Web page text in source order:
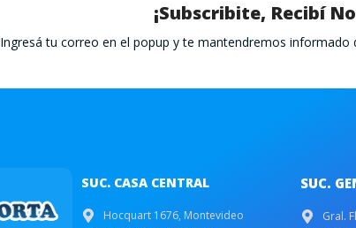
¡Subscribite, Recibí
Ingresá tu correo en el popup y te mantendremos informado
SUC. CASA CENTRAL
Hocquart 1676, Montevideo
SUC.
Gral.